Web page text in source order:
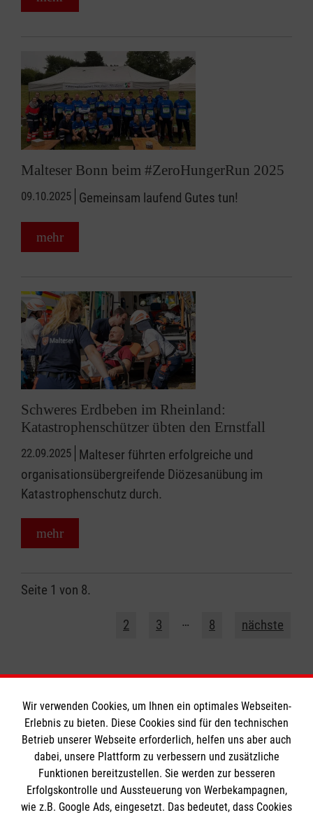
Malteser Bonn beim #ZeroHungerRun 2025
09.10.2025 Gemeinsam laufend Gutes tun!
mehr
Schweres Erdbeben im Rheinland:
Katastrophenschützer übten den Ernstfall
22.09.2025 Malteser führten erfolgreiche und
organisationsübergreifende Diözesanübung im
Katastrophenschutz durch.
mehr
Seite 1 von 8.
2 3 … 8 nächste
Informationen
Impressum
Wir verwenden Cookies, um Ihnen ein optimales Webseiten-
Erlebnis zu bieten. Diese Cookies sind für den technischen
Betrieb unserer Webseite erforderlich, helfen uns aber auch
dabei, unsere Plattform zu verbessern und zusätzliche
Funktionen bereitzustellen. Sie werden zur besseren
Erfolgskontrolle und Aussteuerung von Werbekampagnen,
wie z.B. Google Ads, eingesetzt. Das bedeutet, dass Cookies